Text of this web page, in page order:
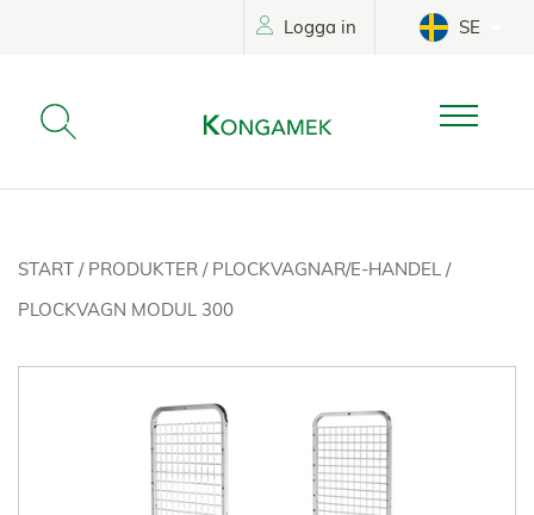
Logga in SE
START / PRODUKTER / PLOCKVAGNAR/E-HANDEL /
PLOCKVAGN MODUL 300